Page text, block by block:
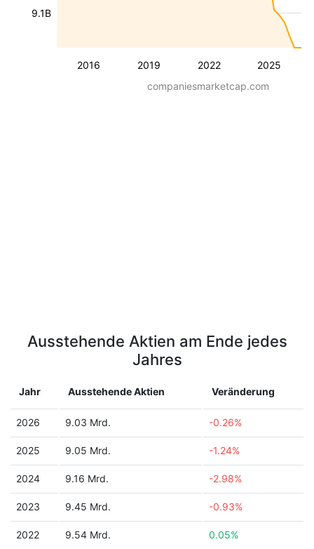
2016 2019 2022 2025
9.1B
companiesmarketcap.com
Ausstehende Aktien am Ende jedes
Jahres
Jahr Ausstehende Aktien Veränderung
2026 9.03 Mrd. -0.26%
2025 9.05 Mrd. -1.24%
2024 9.16 Mrd. -2.98%
2023 9.45 Mrd. -0.93%
2022 9.54 Mrd. 0.05%